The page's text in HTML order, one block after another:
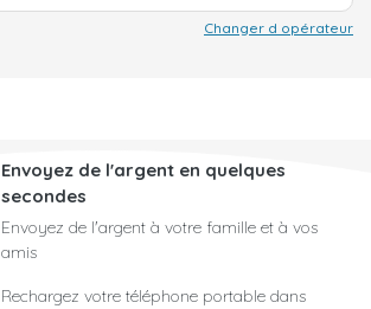
Changer d opérateur
Envoyez de l'argent en quelques
secondes
Envoyez de l'argent à votre famille et à vos
amis
Rechargez votre téléphone portable dans